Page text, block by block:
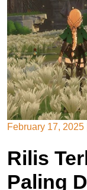
February 17, 2025
Rilis
Paling